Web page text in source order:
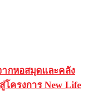
กหอสมุดและคลัง
ครงการ New Life